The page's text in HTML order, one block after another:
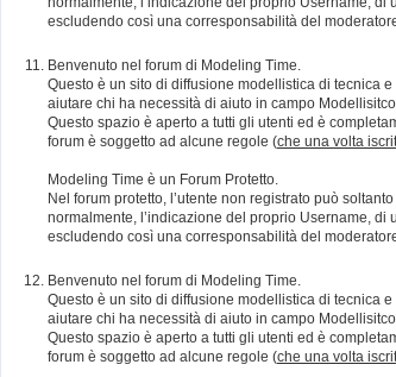
escludendo così una corresponsabilità del
Benvenuto nel forum di Modeling Time.
Questo è un sito di diffusione modellistica di tecnica
aiutare chi ha necessità di aiuto in campo
Questo spazio è aperto a tutti gli utenti ed è
forum è soggetto ad alcune regole (che una volta
Modeling Time è un Forum Protetto.
Nel forum protetto, l’utente non registrato può
normalmente, l’indicazione del proprio Username,
escludendo così una corresponsabilità del
Benvenuto nel forum di Modeling Time.
Questo è un sito di diffusione modellistica di tecnica
aiutare chi ha necessità di aiuto in campo
Questo spazio è aperto a tutti gli utenti ed è
forum è soggetto ad alcune regole (che una volta